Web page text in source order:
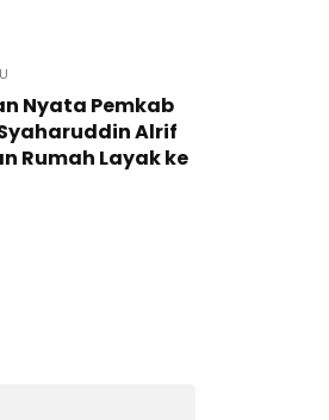
Nyata Pemkab
Alrif
Rumah Layak ke